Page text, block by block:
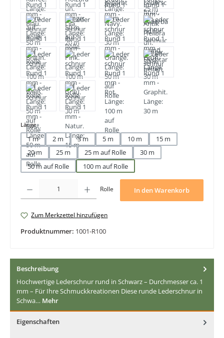
Längeauswählen
1 m 2 m 3 m 5 m 10 m
15 m
20 m
25 m 25 m auf Rolle
30 m
50 m auf Rolle
100 m auf Rolle
Rolle In den Warenkorb
Zum Merkzettel hinzufügen
Produktnummer: 1001-R100
Beschreibung
Hochwertige Lederschnur rund in Schwarz – Durchmesser ca. 1
mm – Für Ihre Schmuckkreationen Diese runde Lederschnur in
Schwa… Mehr
Eigenschaften